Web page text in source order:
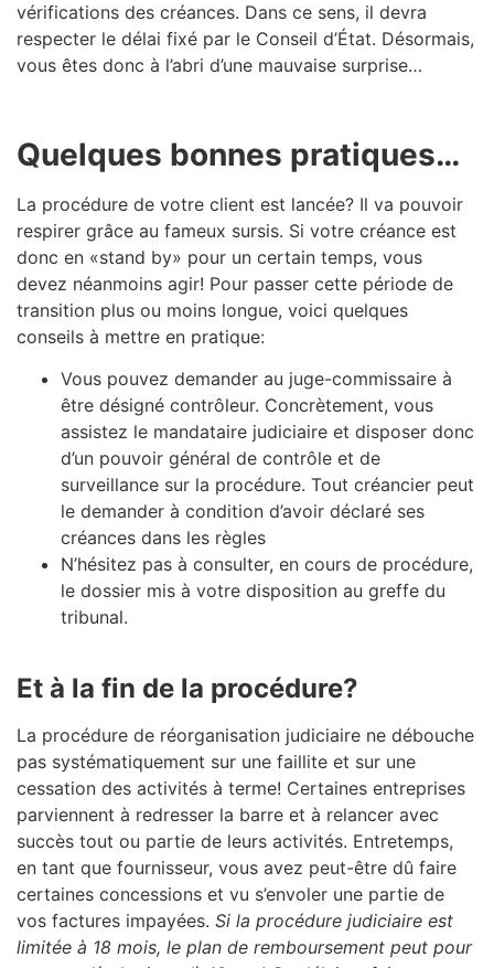
vérifications des créances. Dans ce sens, il devra
respecter le délai fixé par le Conseil d’État. Désormais,
vous êtes donc à l’abri d’une mauvaise surprise…
Quelques bonnes pratiques…
La procédure de votre client est lancée? Il va pouvoir
respirer grâce au fameux sursis. Si votre créance est
donc en «stand by» pour un certain temps, vous
devez néanmoins agir! Pour passer cette période de
transition plus ou moins longue, voici quelques
conseils à mettre en pratique:
Vous pouvez demander au juge-commissaire à
être désigné contrôleur. Concrètement, vous
assistez le mandataire judiciaire et disposer donc
d’un pouvoir général de contrôle et de
surveillance sur la procédure. Tout créancier peut
le demander à condition d’avoir déclaré ses
créances dans les règles
N’hésitez pas à consulter, en cours de procédure,
le dossier mis à votre disposition au greffe du
tribunal.
Et à la fin de la procédure?
La procédure de réorganisation judiciaire ne débouche
pas systématiquement sur une faillite et sur une
cessation des activités à terme! Certaines entreprises
parviennent à redresser la barre et à relancer avec
succès tout ou partie de leurs activités. Entretemps,
en tant que fournisseur, vous avez peut-être dû faire
certaines concessions et vu s’envoler une partie de
vos factures impayées. Si la procédure judiciaire est
limitée à 18 mois, le plan de remboursement peut pour